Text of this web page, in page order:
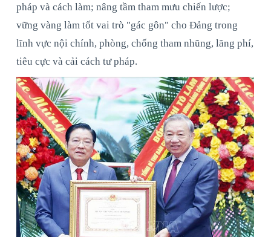
pháp và cách làm; nâng tầm tham mưu chiến lược;
vững vàng làm tốt vai trò "gác gôn" cho Đảng trong
lĩnh vực nội chính, phòng, chống tham nhũng, lãng phí,
tiêu cực và cải cách tư pháp.